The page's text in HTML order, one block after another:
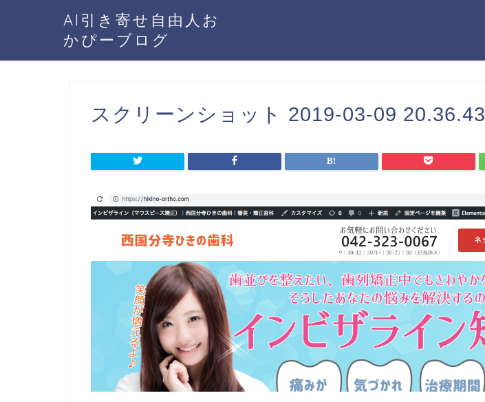
AI引き寄せ自由人お
かぴーブログ
スクリーンショット 2019-03-09 20.36.43